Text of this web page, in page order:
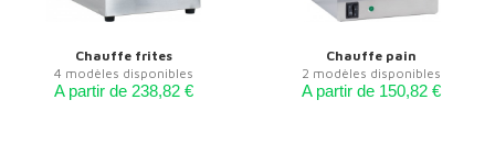
Chauffe frites
4 modèles disponibles
A partir de 238,82 €
Chauffe pain
2 modèles disponibles
A partir de 150,82 €